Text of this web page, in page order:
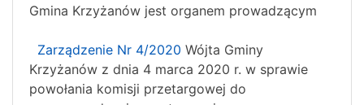
Gmina Krzyżanów jest organem prowadzącym
Zarządzenie Nr 4/2020 Wójta Gminy
Krzyżanów z dnia 4 marca 2020 r. w sprawie
powołania komisji przetargowej do